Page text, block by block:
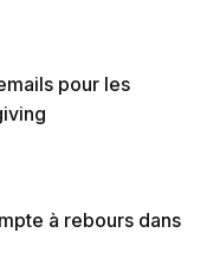
pour les
à rebours dans